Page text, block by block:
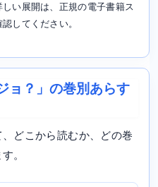
い展開は、正規の電子書籍ス
してください。
ョ？」の巻別あらす
どこから読むか、どの巻
。